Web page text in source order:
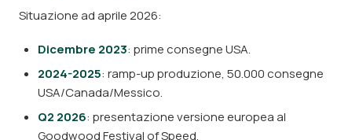
Situazione ad aprile 2026:
Dicembre 2023: prime consegne USA.
2024-2025: ramp-up produzione, 50.000 consegne
USA/Canada/Messico.
Q2 2026: presentazione versione europea al
Goodwood Festival of Speed.